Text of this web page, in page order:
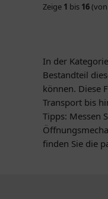
Zeige 1 bis 16
In der
Bestandteil
können. Diese
Transport bis
Tipps: Messen
finden Sie die